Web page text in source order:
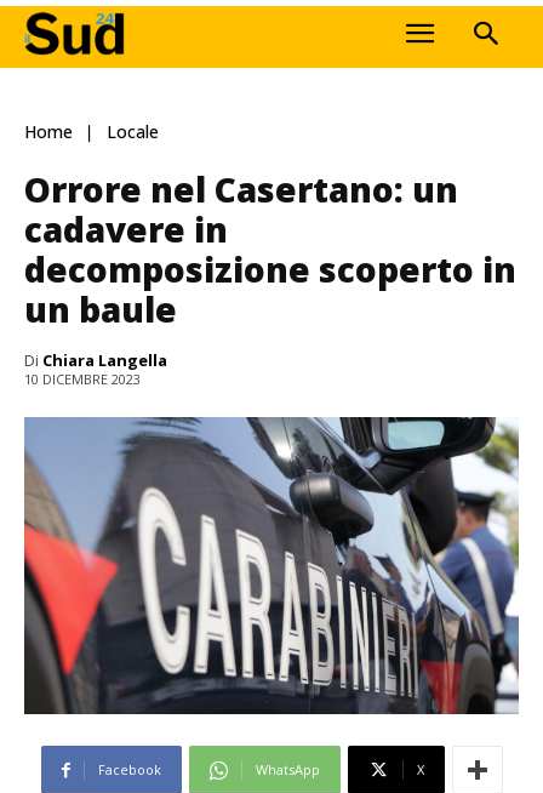
Home Locale
Orrore nel Casertano: un
cadavere in
decomposizione scoperto in
un baule
Di Chiara Langella
10 DICEMBRE 2023
Facebook WhatsApp X